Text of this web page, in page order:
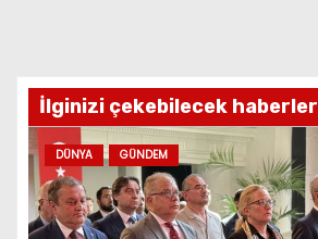
İlginizi çekebilecek haberler
DÜNYA GÜNDEM